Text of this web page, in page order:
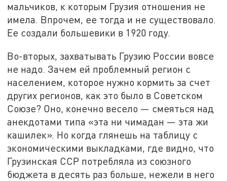
мальчиков, к которым Грузия отношения не
имела. Впрочем, ее тогда и не существовало.
Ее создали большевики в 1920 году.
Во-вторых, захватывать Грузию России вовсе
не надо. Зачем ей проблемный регион с
населением, которое нужно кормить за счет
других регионов, как это было в Советском
Союзе? Оно, конечно весело — смеяться над
анекдотами типа «эта ни чимадан — эта жи
кашилек». Но когда глянешь на таблицу с
экономическими выкладками, где видно, что
Грузинская ССР потребляла из союзного
бюджета в десять раз больше, нежели в него